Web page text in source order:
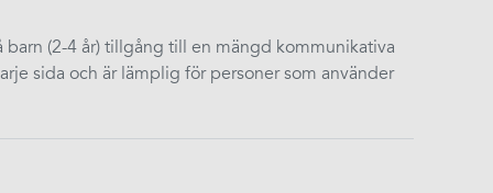
(2-4 år) tillgång till en mängd kommunikativa
sida och är lämplig för personer som använder